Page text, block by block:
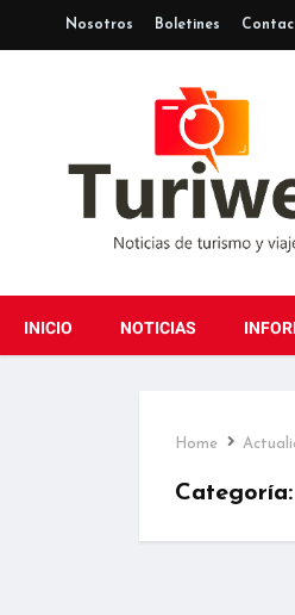
Nosotros Boletines
INICIO NOTICIAS
Home
Categoría: